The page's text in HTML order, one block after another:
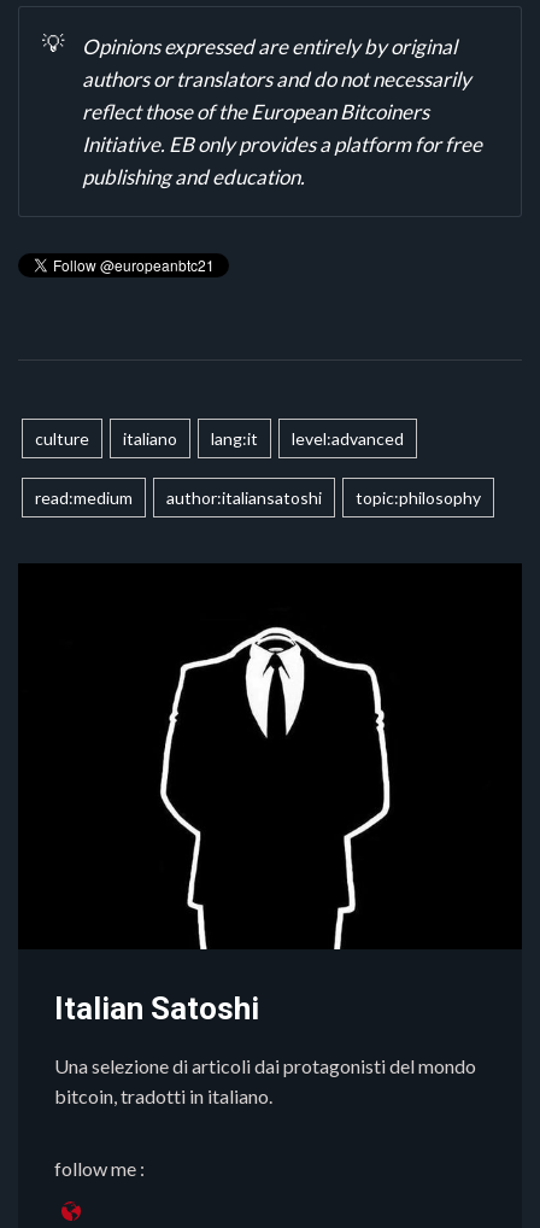
💡
Opinions expressed are entirely by original
authors or translators and do not necessarily
reflect those of the European Bitcoiners
Initiative. EB only provides a platform for free
publishing and education.
culture italiano lang:it level:advanced
read:medium author:italiansatoshi topic:philosophy
Italian Satoshi
Una selezione di articoli dai protagonisti del mondo
bitcoin, tradotti in italiano.
follow me :